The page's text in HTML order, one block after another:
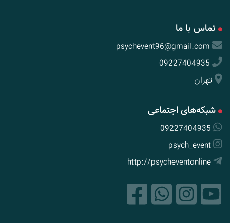
تماس با ما
psychevent96@gmail.com
09227404935
تهران
شبکه‌های اجتماعی
09227404935
psych_event
http://psycheventonline